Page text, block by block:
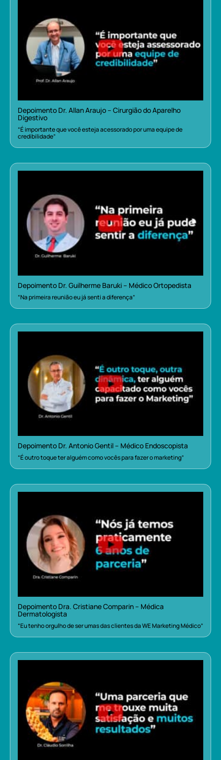
Depoimento Dr. Allan Araujo – Cirurgião do Aparelho
Digestivo
“É importante que você esteja acessorado por uma equipe de
credibilidade”
Depoimento Dr. Guilherme Baruki – Médico Ortopedista
“Na primeira reunião eu já senti a diferença”
Depoimento Dr. Antonio Gentil – Médico Endoscopista
“É outro toque ter alguém como vocês para fazer o marketing”
Depoimento Dra. Cristiane Comparin – Médica
Dermatologista
“Eu tenho orgulho de ser umas das clientes da WE Marketing Médico”